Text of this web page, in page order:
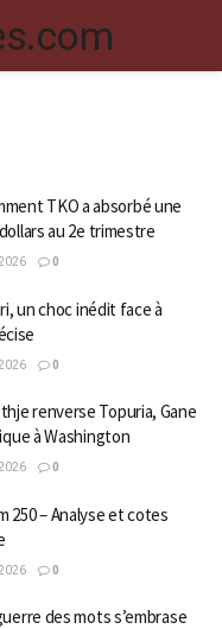
TKO a absorbé une
au 2e trimestre
0
un choc inédit face à
0
renverse Topuria, Gane
à Washington
0
250 – Analyse et cotes
0
des mots s’embrase